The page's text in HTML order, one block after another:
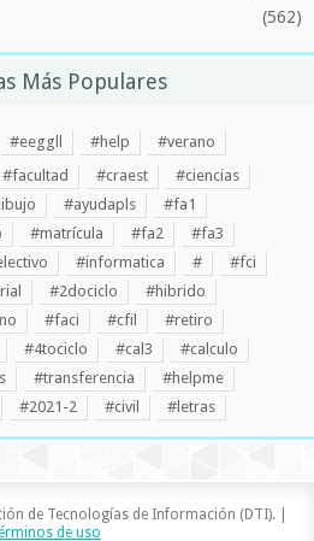
(562)
Más Populares
#eeggll #help
#verano
#facultad #craest
#ciencias
#ayudapls
#fa1
#matrícula #fa2
#fa3
#informatica #
#fci
#2dociclo
#hibrido
#faci #cfil
#retiro
#4tociclo #cal3
#calculo
#transferencia
#helpme
#2021-2 #civil #letras
de Tecnologías de Información (DTI). |
de uso